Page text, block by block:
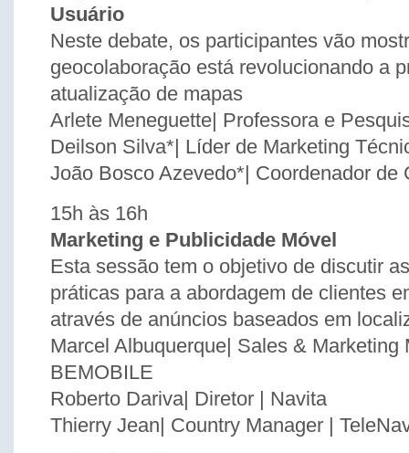
Usuário
Neste debate, os participantes vão
geocolaboração está revolucionando a
atualização de mapas
Arlete Meneguette| Professora e
Deilson Silva*| Líder de Marketing
João Bosco Azevedo*| Coordenador de
15h às 16h
Marketing e Publicidade Móvel
Esta sessão tem o objetivo de discutir
práticas para a abordagem de clientes
através de anúncios baseados em
Marcel Albuquerque| Sales & Marketing
BEMOBILE
Roberto Dariva| Diretor | Navita
Thierry Jean| Country Manager |